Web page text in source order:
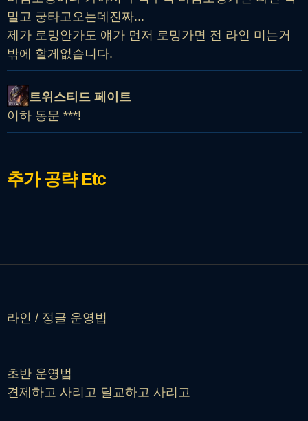
밀고 궁타고오는데진짜...
제가 로밍안가도 얘가 먼저 로밍가면 전 라인 미는거
밖에 할게없습니다.
트위스티드 페이트
이하 동문 ***!
추가 공략Etc
라인 / 정글 운영법
초반 운영법
견제하고 사리고 딜교하고 사리고